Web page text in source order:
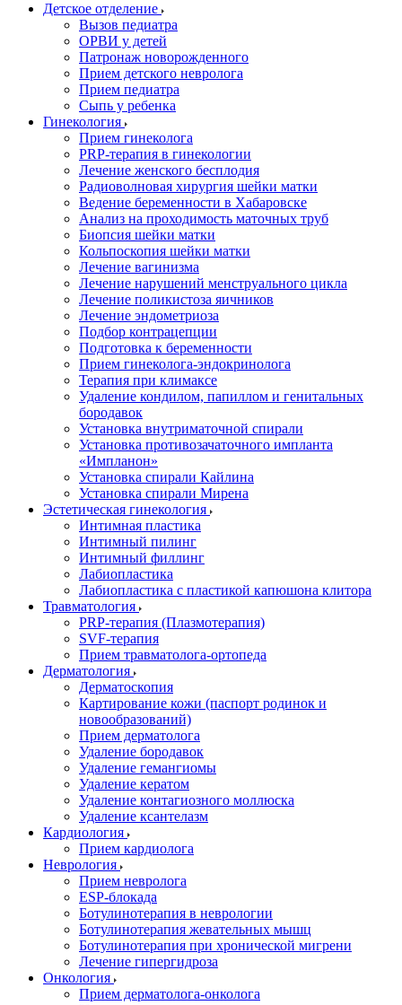
Детское отделение
Вызов педиатра
ОРВИ у детей
Патронаж новорожденного
Прием детского невролога
Прием педиатра
Сыпь у ребенка
Гинекология
Прием гинеколога
PRP-терапия в гинекологии
Лечение женского бесплодия
Радиоволновая хирургия шейки матки
Ведение беременности в Хабаровске
Анализ на проходимость маточных труб
Биопсия шейки матки
Кольпоскопия шейки матки
Лечение вагинизма
Лечение нарушений менструального цикла
Лечение поликистоза яичников
Лечение эндометриоза
Подбор контрацепции
Подготовка к беременности
Прием гинеколога-эндокринолога
Терапия при климаксе
Удаление кондилом, папиллом и генитальных
бородавок
Установка внутриматочной спирали
Установка противозачаточного импланта
«Импланон»
Установка спирали Кайлина
Установка спирали Мирена
Эстетическая гинекология
Интимная пластика
Интимный пилинг
Интимный филлинг
Лабиопластика
Лабиопластика с пластикой капюшона клитора
Травматология
PRP-терапия (Плазмотерапия)
SVF-терапия
Прием травматолога-ортопеда
Дерматология
Дерматоскопия
Картирование кожи (паспорт родинок и
новообразований)
Прием дерматолога
Удаление бородавок
Удаление гемангиомы
Удаление кератом
Удаление контагиозного моллюска
Удаление ксантелазм
Кардиология
Прием кардиолога
Неврология
Прием невролога
ESP-блокада
Ботулинотерапия в неврологии
Ботулинотерапия жевательных мышц
Ботулинотерапия при хронической мигрени
Лечение гипергидроза
Онкология
Прием дерматолога-онколога